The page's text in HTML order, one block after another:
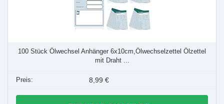
100 Stück Ölwechsel Anhänger 6x10cm,Ölwechselzettel Ölzettel
mit Draht ...
8,99 €